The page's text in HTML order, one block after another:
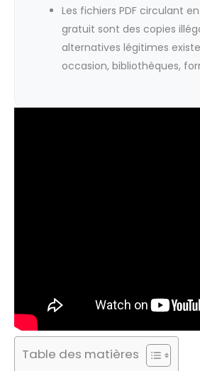
Les fichiers PDF circulant
gratuit sont des copies
alternatives légitimes
occasion, bibliothèques,
Table des matières